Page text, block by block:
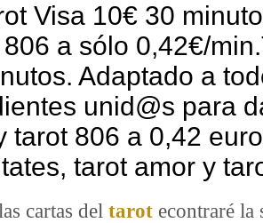
Visa 10€ 30
a sólo 0,42€/
Adaptado a
unid@s para
tarot 806 a 0,42
tarot amor y
cartas del tarot econtraré la